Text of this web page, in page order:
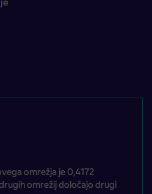
omrežja je 0,4172
omrežij določajo drugi